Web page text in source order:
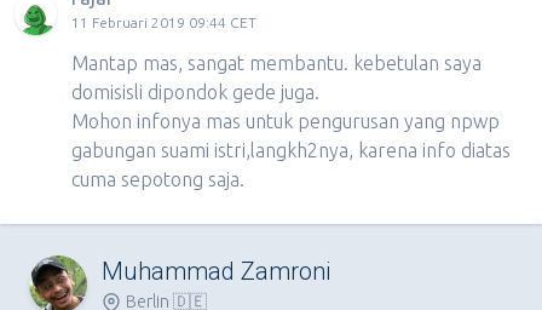
11 Februari 2019 09:44 CET
Mantap mas, sangat membantu. kebetulan saya
domisisli dipondok gede juga.
Mohon infonya mas untuk pengurusan yang npwp
gabungan suami istri,langkh2nya, karena info diatas
cuma sepotong saja.
Muhammad Zamroni
Berlin 🇩🇪